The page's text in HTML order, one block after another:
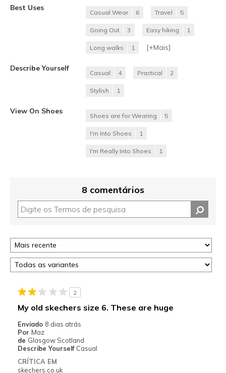
Best Uses
Casual Wear 6 Travel 5
Going Out 3 Easy hiking 1
Long walks 1 [+Mais]
Describe Yourself
Casual 4 Practical 2
Stylish 1
View On Shoes
Shoes are for Wearing 5
I'm Into Shoes 1
I'm Really Into Shoes 1
8 comentários
2
My old skechers size 6. These are huge
Enviado 8 dias atrás
Por Maz
de Glasgow Scotland
Describe Yourself Casual
CRÍTICA EM
skechers.co.uk